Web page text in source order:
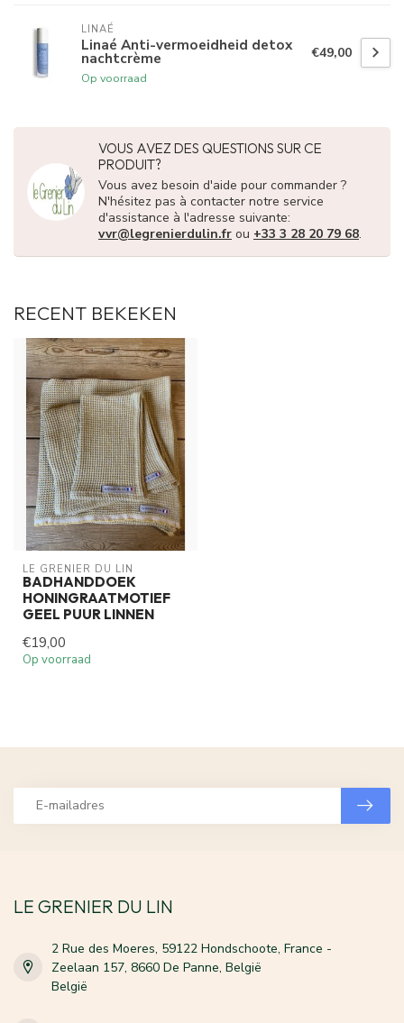
LINAÉ
Linaé Anti-vermoeidheid detox
nachtcrème
Op voorraad
€49,00
VOUS AVEZ DES QUESTIONS SUR CE
PRODUIT?
Vous avez besoin d'aide pour commander ?
N'hésitez pas à contacter notre service
d'assistance à l'adresse suivante:
vvr@legrenierdulin.fr ou +33 3 28 20 79 68.
RECENT BEKEKEN
LE GRENIER DU LIN
BADHANDDOEK
HONINGRAATMOTIEF
GEEL PUUR LINNEN
€19,00
Op voorraad
LE GRENIER DU LIN
2 Rue des Moeres, 59122 Hondschoote, France -
Zeelaan 157, 8660 De Panne, België
België